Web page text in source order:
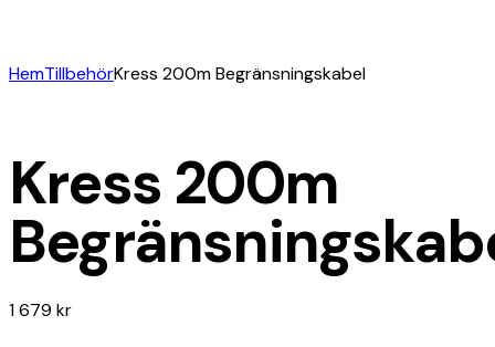
HemTillbehörKress 200m Begränsningskabel
Kress 200m
1 679 kr